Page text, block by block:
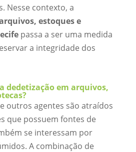
Nesse contexto, a
estoques e
passa a ser uma medida
a integridade dos
dedetização em arquivos,
outros agentes são atraídos
que possuem fontes de
se interessam por
A combinação de